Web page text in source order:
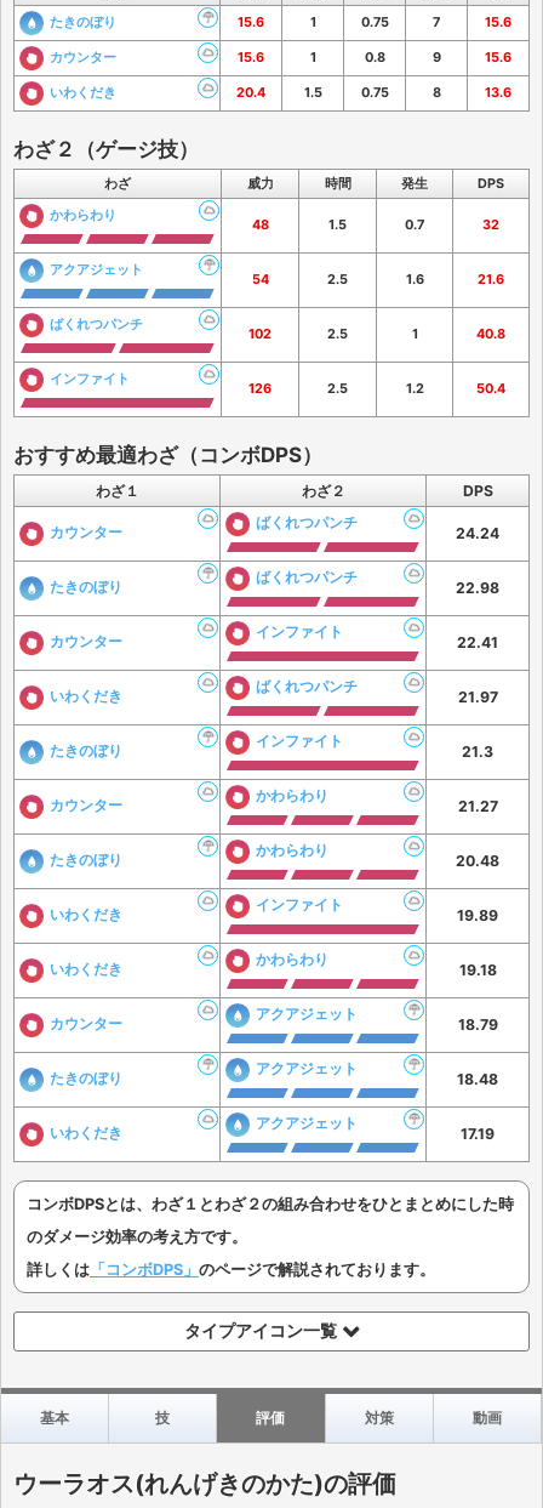
たきのぼり
15.6 1 0.75 7 15.6
カウンター 15.6 1 0.8 9 15.6
いわくだき 20.4 1.5 0.75 8 13.6
わざ２（ゲージ技）
わざ 威力 時間 発生
DPS
かわらわり
48 1.5 0.7 32
アクアジェット
54 2.5 1.6 21.6
ばくれつパンチ
102 2.5 1 40.8
インファイト
126 2.5 1.2 50.4
おすすめ最適わざ（コンボDPS）
わざ１ わざ２ DPS
カウンター
ばくれつパンチ
24.24
たきのぼり
ばくれつパンチ
22.98
カウンター
インファイト
22.41
いわくだき
ばくれつパンチ
21.97
たきのぼり
インファイト
21.3
カウンター
かわらわり
21.27
たきのぼり
かわらわり
20.48
いわくだき
インファイト
19.89
いわくだき
かわらわり
19.18
カウンター
アクアジェット
18.79
たきのぼり
アクアジェット
18.48
いわくだき
アクアジェット
17.19
コンボDPSとは、わざ１とわざ２の組み合わせをひとまとめにした時
のダメージ効率の考え方です。
詳しくは 「コンボDPS」 のページで解説されております。
タイプアイコン一覧
基本 技 評価 対策 動画
ウーラオス(れんげきのかた)の評価